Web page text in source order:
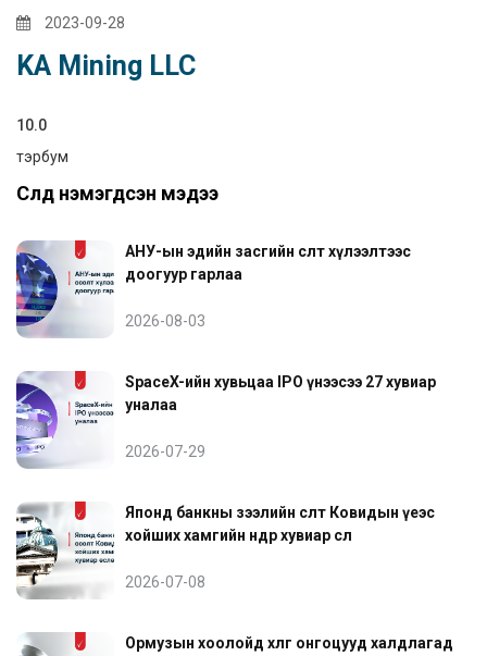
2023-09-28
KA Mining LLC
10.0
тэрбум
Сүүлд нэмэгдсэн мэдээ
АНУ-ын эдийн засгийн өсөлт хүлээлтээс
доогуур гарлаа
2026-08-03
SpaceX-ийн хувьцаа IPO үнээсээ 27 хувиар
уналаа
2026-07-29
Японд банкны зээлийн өсөлт Ковидын үеэс
хойших хамгийн өндөр хувиар өслөө
2026-07-08
Ормузын хоолойд хөлөг онгоцууд халдлагад